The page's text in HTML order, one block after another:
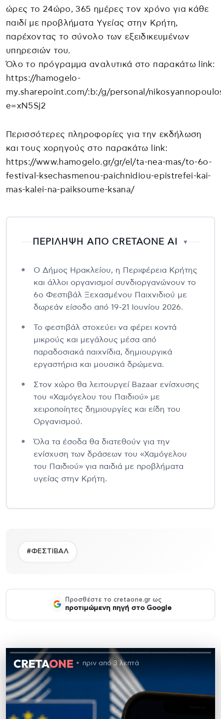
ώρες το 24ώρο, 365 ημέρες τον χρόνο για κάθε
παιδί με προβλήματα Υγείας στην Κρήτη,
παρέχοντας το σύνολο των εξειδικευμένων
υπηρεσιών του.
Όλο το πρόγραμμα αναλυτικά στο παρακάτω link:
https://hamogelo-
my.sharepoint.com/:b:/g/personal/
e=xN5Sj2
Περισσότερες πληροφορίες για την εκδήλωση
και τους χορηγούς στο παρακάτω link:
https://www.hamogelo.gr/gr/el/ta-nea-mas/to-6o-
festival-ksechasmenou-paichnidiou-epistrefei-kai-
mas-kalei-na-paiksoume-ksana/
ΠΕΡΙΛΗΨΗ ΑΠΟ CRETAONE AI ▼
Ο Δήμος Ηρακλείου, η Περιφέρεια Κρήτης
και άλλοι οργανισμοί συνδιοργανώνουν το
6ο Φεστιβάλ Ξεχασμένου Παιχνιδιού με
δωρεάν είσοδο από 19-21 Ιουνίου 2026.
Το φεστιβάλ στοχεύει να φέρει κοντά
μικρούς και μεγάλους μέσα από
παραδοσιακά παιχνίδια, δημιουργικά
εργαστήρια και μουσικά δρώμενα.
Στον χώρο θα λειτουργεί Bazaar ενίσχυσης
του «Χαμόγελου του Παιδιού» με
χειροποίητες δημιουργίες και είδη του
Οργανισμού.
Όλα τα έσοδα θα διατεθούν για την
ενίσχυση των δράσεων του «Χαμόγελου
του Παιδιού» για παιδιά με προβλήματα
υγείας στην Κρήτη.
#ΦΕΣΤΙΒΑΛ
Προσθέστε το cretaone.gr ως
προτιμώμενη πηγή στο Google
πριν από 3 λεπτά